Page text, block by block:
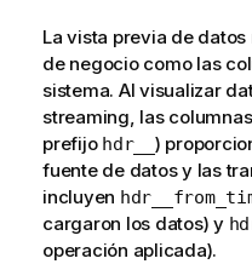
La vista previa de
de negocio como las
sistema. Al visualizar
streaming, las
prefijo hdr__ )
fuente de datos y las
incluyen
cargaron los datos) y
operación aplicada).